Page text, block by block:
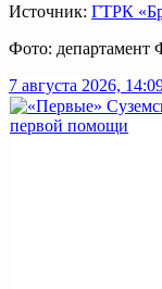
Источник: ГТРК
Фото: департамент
7 августа 2026,